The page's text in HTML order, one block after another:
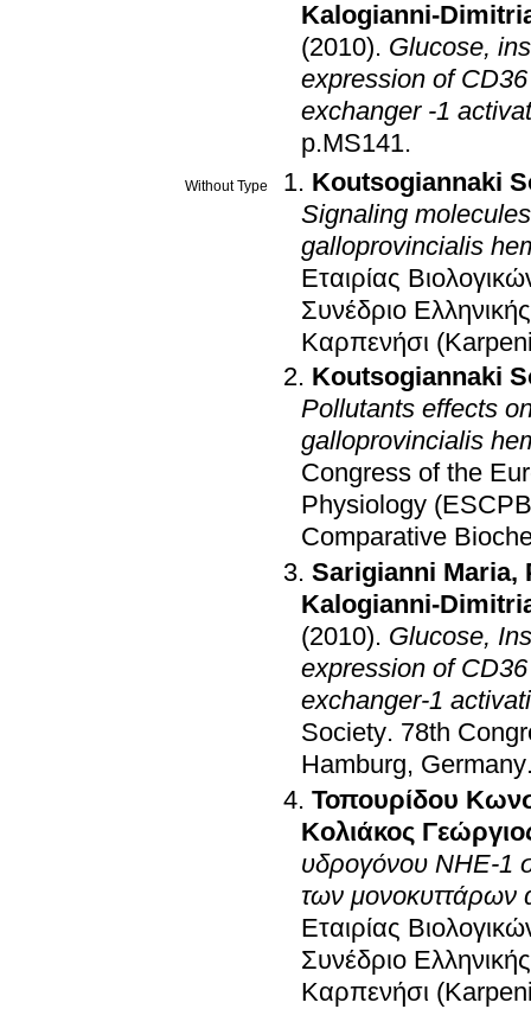
Kalogianni-
(2010). Glucose,
expression of
exchanger -1
p.MS141.
Without Type
Koutsogiannaki
Signaling
galloprovincialis
Εταιρίας
Συνέδριο
Καρπενήσι
Koutsogiannaki
Pollutants effects
galloprovincialis
Congress of the
Physiology
Comparative
Sarigianni Maria,
Kalogianni-
(2010). Glucose,
expression of
exchanger-1
Society. 78th
Hamburg, Germany
Τοπουρίδου
Κολιάκος
υδρογόνου ΝΗΕ-1
των
Εταιρίας
Συνέδριο
Καρπενήσι